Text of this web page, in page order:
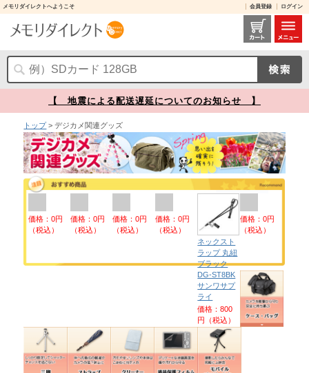
メモリダイレクトへようこそ 会員登録 ログイン
デジカメ関連グッズ【メモリダイレクト】
【 地震による配送遅延についてのお知らせ 】
トップ> デジカメ関連グッズ